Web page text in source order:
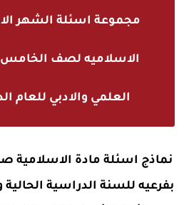
مجموعة اسئلة الشهر
الاسلاميه لصف الخامس
العلمي والادبي للعام
نماذج اسئلة مادة الاسلامية
بفرعيه للسنة الدراسية